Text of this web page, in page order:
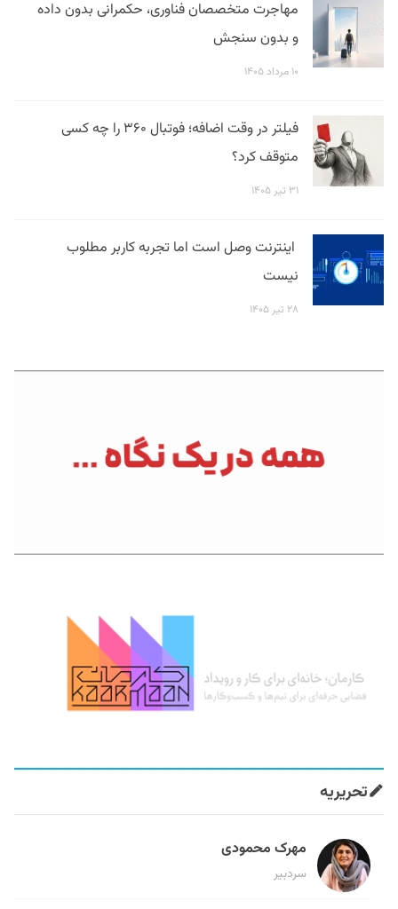
مهاجرت متخصصان فناوری، حکمرانی بدون داده
و بدون سنجش
۱۰ مرداد ۱۴۰۵
فیلتر در وقت اضافه؛ فوتبال ۳۶۰ را چه کسی
متوقف کرد؟
۳۱ تیر ۱۴۰۵
اینترنت وصل است اما تجربه کاربر مطلوب
نیست
۲۸ تیر ۱۴۰۵
تحریریه
مهرک محمودی
سردبیر